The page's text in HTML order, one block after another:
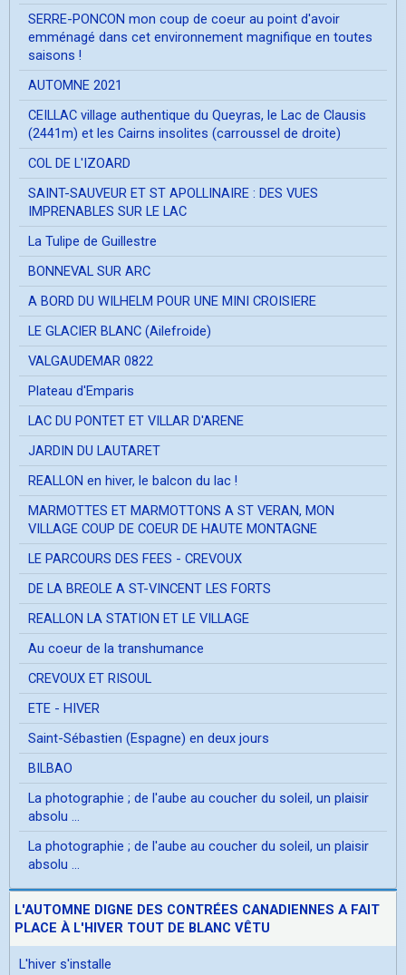
SERRE-PONCON mon coup de coeur au point d'avoir
emménagé dans cet environnement magnifique en toutes
saisons !
AUTOMNE 2021
CEILLAC village authentique du Queyras, le Lac de Clausis
(2441m) et les Cairns insolites (carroussel de droite)
COL DE L'IZOARD
SAINT-SAUVEUR ET ST APOLLINAIRE : DES VUES
IMPRENABLES SUR LE LAC
La Tulipe de Guillestre
BONNEVAL SUR ARC
A BORD DU WILHELM POUR UNE MINI CROISIERE
LE GLACIER BLANC (Ailefroide)
VALGAUDEMAR 0822
Plateau d'Emparis
LAC DU PONTET ET VILLAR D'ARENE
JARDIN DU LAUTARET
REALLON en hiver, le balcon du lac !
MARMOTTES ET MARMOTTONS A ST VERAN, MON
VILLAGE COUP DE COEUR DE HAUTE MONTAGNE
LE PARCOURS DES FEES - CREVOUX
DE LA BREOLE A ST-VINCENT LES FORTS
REALLON LA STATION ET LE VILLAGE
Au coeur de la transhumance
CREVOUX ET RISOUL
ETE - HIVER
Saint-Sébastien (Espagne) en deux jours
BILBAO
La photographie ; de l'aube au coucher du soleil, un plaisir
absolu ...
La photographie ; de l'aube au coucher du soleil, un plaisir
absolu ...
L'AUTOMNE DIGNE DES CONTRÉES CANADIENNES A FAIT
PLACE À L'HIVER TOUT DE BLANC VÊTU
L'hiver s'installe